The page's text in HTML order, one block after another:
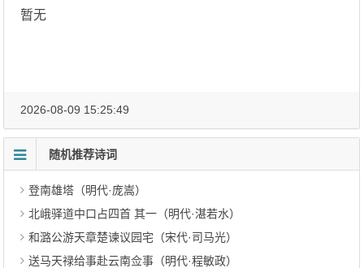
暂无
2026-08-09 15:25:49
随机推荐诗词
登南雄塔（明代·庞嵩）
北峨驿道中口占四首 其一（明代·湛若水）
和潞公游天章楚谏议园宅（宋代·司马光）
送马天禄给事赴云南佥事（明代·程敏政）